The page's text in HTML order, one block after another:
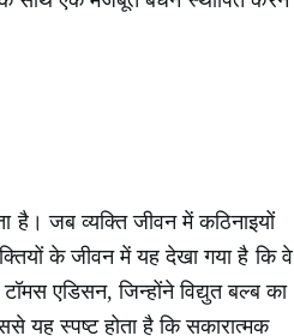
है। जब व्यक्ति जीवन में कठिनाइयों
के जीवन में यह देखा गया है कि वे
एडिसन, जिन्होंने विद्युत बल्ब का
यह स्पष्ट होता है कि सकारात्मक